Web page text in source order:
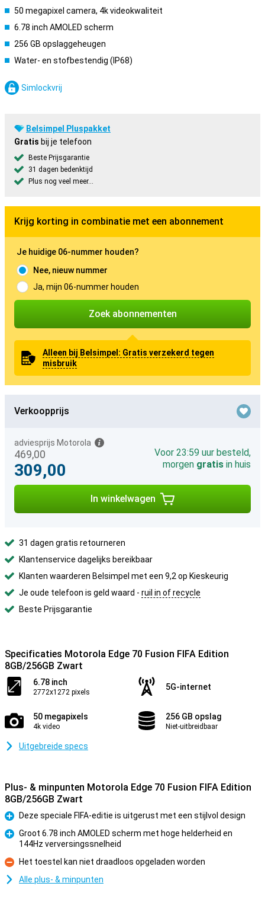
50 megapixel camera, 4k videokwaliteit
6.78 inch AMOLED scherm
256 GB opslaggeheugen
Water- en stofbestendig (IP68)
Simlockvrij
Belsimpel Pluspakket
Gratis bij je telefoon
Beste Prijsgarantie
31 dagen bedenktijd
Plus nog veel meer...
Krijg korting in combinatie met een abonnement
Je huidige 06-nummer houden?
Nee, nieuw nummer
Ja, mijn 06-nummer houden
Zoek abonnementen
Alleen bij Belsimpel: Gratis verzekerd tegen
misbruik
Verkoopprijs
469,00
adviesprijs Motorola
309,00
Voor 23:59 uur besteld,
morgen gratis in huis
In winkelwagen
31 dagen gratis retourneren
Klantenservice dagelijks bereikbaar
Klanten waarderen Belsimpel met een 9,2 op Kieskeurig
Je oude telefoon is geld waard - ruil in of recycle
Beste Prijsgarantie
Specificaties Motorola Edge 70 Fusion FIFA Edition
8GB/256GB Zwart
6.78 inch
2772x1272 pixels
5G-internet
50 megapixels
4k video
256 GB opslag
Niet-uitbreidbaar
Uitgebreide specs
Plus- & minpunten Motorola Edge 70 Fusion FIFA Edition
8GB/256GB Zwart
Pluspunt
Deze speciale FIFA-editie is uitgerust met een stijlvol design
Pluspunt
Groot 6.78 inch AMOLED scherm met hoge helderheid en
144Hz verversingssnelheid
Minpunt
Het toestel kan niet draadloos opgeladen worden
Alle plus- & minpunten